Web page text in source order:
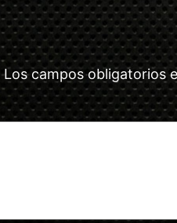
Los campos obligatorios